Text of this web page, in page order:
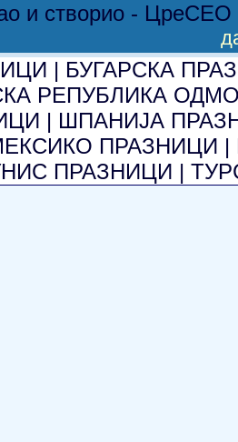
и створио -
| БУГАРСКА
РЕПУБЛИКА
| ШПАНИЈА
ПРАЗНИЦИ |
ПРАЗНИЦИ |